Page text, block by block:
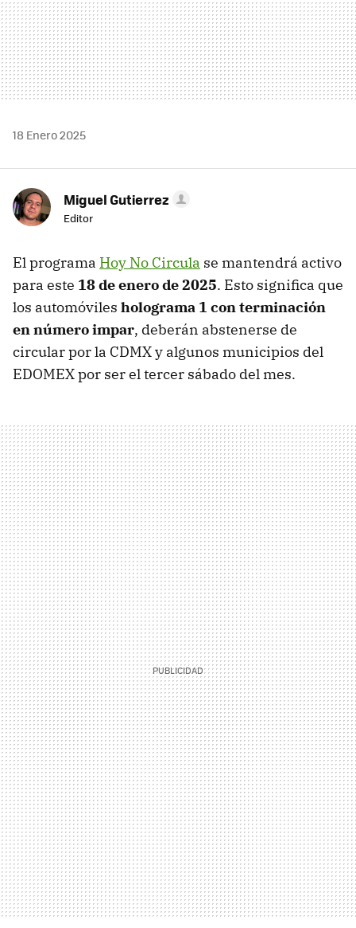
18 Enero 2025
Miguel Gutierrez
Editor
El programa Hoy No Circula se mantendrá activo
para este 18 de enero de 2025. Esto significa que
los automóviles holograma 1 con terminación
en número impar, deberán abstenerse de
circular por la CDMX y algunos municipios del
EDOMEX por ser el tercer sábado del mes.